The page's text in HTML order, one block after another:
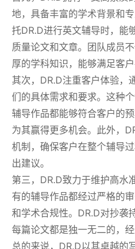
地，具备丰富的学术背景和
托DR.D进行英文辅导时，能
质量论文和文章。团队成员
厚的学科知识，能够满足客
其次，DR.D注重客户体验，
们的具体需求和要求。这种
辅导作品都能够符合客户的
为其赢得更多机会。此外，
机制，确保客户在整个辅导
出建议。
第三，DR.D致力于维护高水
有的辅导作品都经过严格的
和学术合规性。DR.D对抄袭
每篇论文都是独一无二的，经
总的来说，DR.D以其卓越的